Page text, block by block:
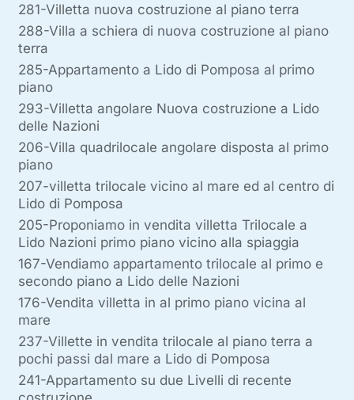
281-Villetta nuova costruzione al piano terra
288-Villa a schiera di nuova costruzione al piano
terra
285-Appartamento a Lido di Pomposa al primo
piano
293-Villetta angolare Nuova costruzione a Lido
delle Nazioni
206-Villa quadrilocale angolare disposta al primo
piano
207-villetta trilocale vicino al mare ed al centro di
Lido di Pomposa
205-Proponiamo in vendita villetta Trilocale a
Lido Nazioni primo piano vicino alla spiaggia
167-Vendiamo appartamento trilocale al primo e
secondo piano a Lido delle Nazioni
176-Vendita villetta in al primo piano vicina al
mare
237-Villette in vendita trilocale al piano terra a
pochi passi dal mare a Lido di Pomposa
241-Appartamento su due Livelli di recente